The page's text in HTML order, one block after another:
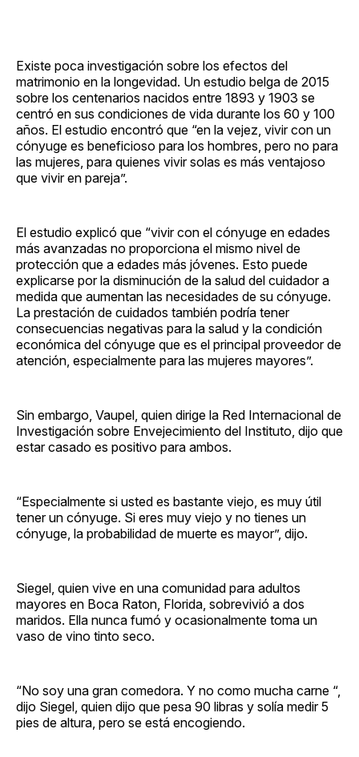
Existe poca investigación sobre los efectos del
matrimonio en la longevidad. Un estudio belga de 2015
sobre los centenarios nacidos entre 1893 y 1903 se
centró en sus condiciones de vida durante los 60 y 100
años. El estudio encontró que “en la vejez, vivir con un
cónyuge es beneficioso para los hombres, pero no para
las mujeres, para quienes vivir solas es más ventajoso
que vivir en pareja”.
El estudio explicó que “vivir con el cónyuge en edades
más avanzadas no proporciona el mismo nivel de
protección que a edades más jóvenes. Esto puede
explicarse por la disminución de la salud del cuidador a
medida que aumentan las necesidades de su cónyuge.
La prestación de cuidados también podría tener
consecuencias negativas para la salud y la condición
económica del cónyuge que es el principal proveedor de
atención, especialmente para las mujeres mayores”.
Sin embargo, Vaupel, quien dirige la Red Internacional de
Investigación sobre Envejecimiento del Instituto, dijo que
estar casado es positivo para ambos.
“Especialmente si usted es bastante viejo, es muy útil
tener un cónyuge. Si eres muy viejo y no tienes un
cónyuge, la probabilidad de muerte es mayor”, dijo.
Siegel, quien vive en una comunidad para adultos
mayores en Boca Raton, Florida, sobrevivió a dos
maridos. Ella nunca fumó y ocasionalmente toma un
vaso de vino tinto seco.
“No soy una gran comedora. Y no como mucha carne “,
dijo Siegel, quien dijo que pesa 90 libras y solía medir 5
pies de altura, pero se está encogiendo.